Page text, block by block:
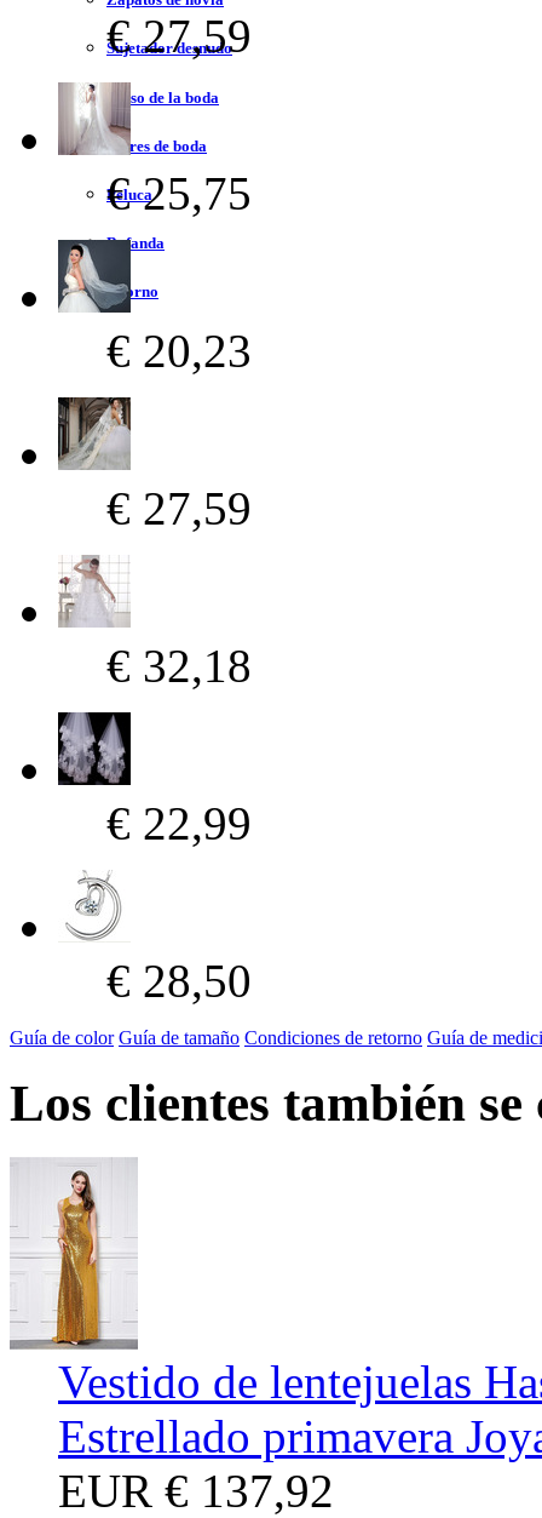
Sujetador desnudo
Bolso de la boda
Flores de boda
Peluca
Bufanda
Adorno
€ 27,59
€ 25,75
€ 20,23
€ 27,59
€ 32,18
€ 22,99
€ 28,50
Guía de color Guía de tamaño Condiciones de retorno Guía de
Los clientes también se
Vestido de lentejuelas
Estrellado primavera
EUR € 137,92